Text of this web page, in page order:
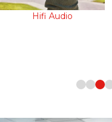
Hifi Audio